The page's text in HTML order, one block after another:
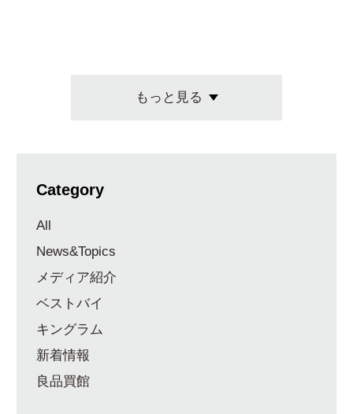
もっと見る
Category
All
News&Topics
メディア紹介
ベストバイ
キングラム
新着情報
良品買館